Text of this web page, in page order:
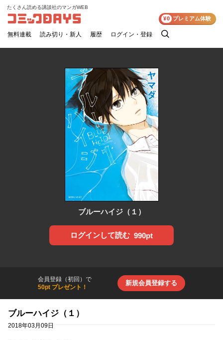
コミックDAYS
たくさん読める講談社のマンガWEB
無料連載 読み切り・新人 履歴 ログイン・登録
検
¥0 プレミアム体験
ブルーハイジ（１）
ログインして読む 990pt
会員登録（初回）で
50pt プレゼント！
新規会員登録する
ブルーハイジ（１）
2018年03月09日